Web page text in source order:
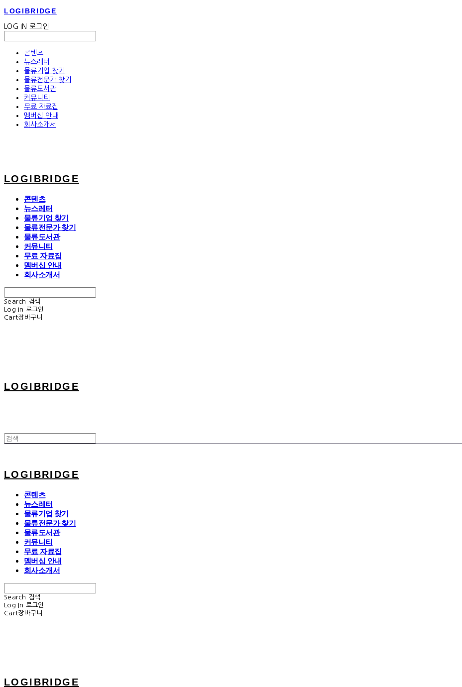
LOGIBRIDGE
LOG IN 로그인
콘텐츠
뉴스레터
물류기업 찾기
물류전문가 찾기
물류도서관
커뮤니티
무료 자료집
멤버십 안내
회사소개서
LOGIBRIDGE
콘텐츠
뉴스레터
물류기업 찾기
물류전문가 찾기
물류도서관
커뮤니티
무료 자료집
멤버십 안내
회사소개서
Search
검색
Log In 로그인
Cart장바구니
LOGIBRIDGE
LOGIBRIDGE
콘텐츠
뉴스레터
물류기업 찾기
물류전문가 찾기
물류도서관
커뮤니티
무료 자료집
멤버십 안내
회사소개서
Search
검색
Log In 로그인
Cart장바구니
LOGIBRIDGE